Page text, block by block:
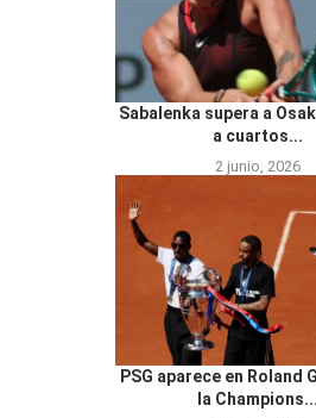
Sabalenka supera a
a cuartos...
2 junio, 2026
PSG aparece en Roland
la Champions...